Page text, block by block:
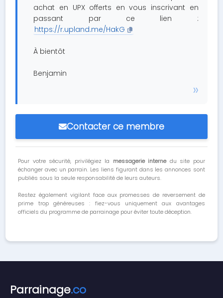
achat en UPX offerts en vous inscrivant en
passant par ce lien :
https://r.upland.me/HakG
À bientôt
Benjamin
Contacter ce membre
Pour votre sécurité, privilégiez la messagerie internedu site pour
échanger avec un parrain. Les liens figurant dans les annonces sont
publiés sous la seule responsabilité de leurs auteurs.
Restez également vigilant face aux promesses de reversement de
prime trop généreuses : fiez-vous uniquement aux avantages
officiels du programme de parrainage pour éviter toute déception.
Parrainage.co